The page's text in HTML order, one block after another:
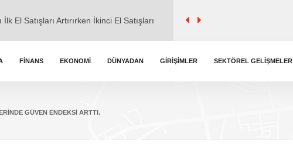
ile ticaret" iddialarına cevap verdi.
Zirvede
FINANS EKONOMI DÜNYADAN GIRIŞIMLER SEKTÖREL GELIŞMELER
GÜVEN ENDEKSI ARTTI.